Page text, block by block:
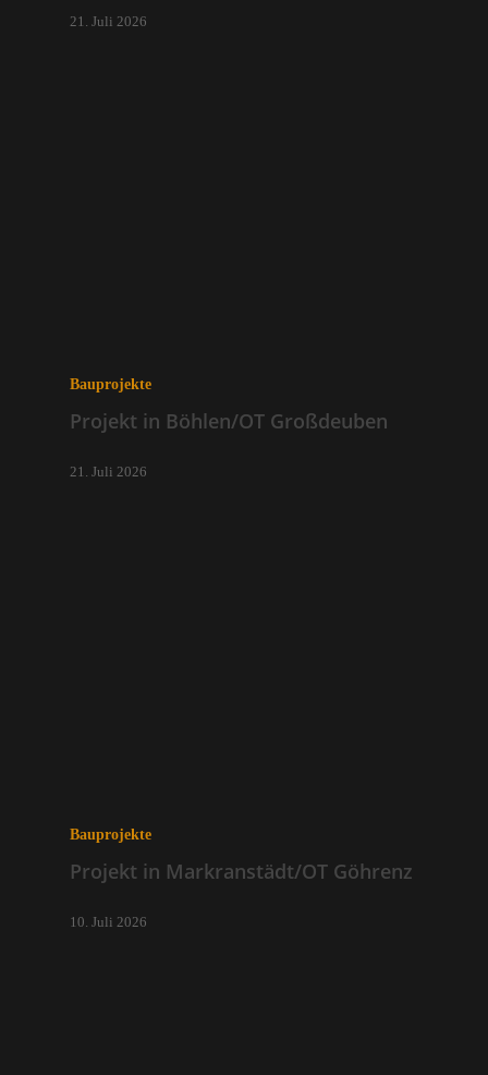
21. Juli 2026
Bauprojekte
Projekt in Böhlen/OT Großdeuben
21. Juli 2026
Bauprojekte
Projekt in Markranstädt/OT Göhrenz
10. Juli 2026